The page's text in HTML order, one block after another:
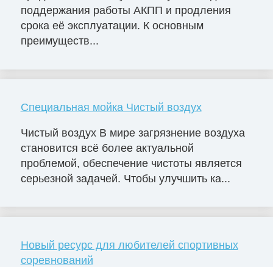
поддержания работы АКПП и продления
срока её эксплуатации. К основным
преимуществ...
Специальная мойка Чистый воздух
Чистый воздух В мире загрязнение воздуха
становится всё более актуальной
проблемой, обеспечение чистоты является
серьезной задачей. Чтобы улучшить ка...
Новый ресурс для любителей спортивных
соревнований